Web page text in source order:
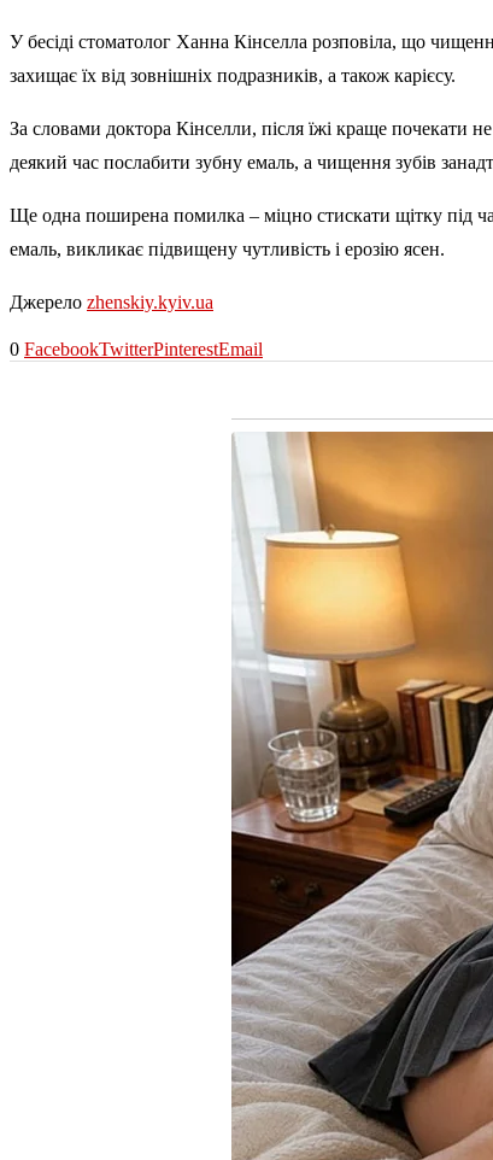
У бесіді стоматолог Ханна Кінселла розповіла, що
захищає їх від зовнішніх подразників, а також карієсу.
За словами доктора Кінселли, після їжі краще почекати
деякий час послабити зубну емаль, а чищення зубів
Ще одна поширена помилка – міцно стискати щітку під
емаль, викликає підвищену чутливість і ерозію ясен.
Джерело zhenskiy.kyiv.ua
0 FacebookTwitterPinterestEmail